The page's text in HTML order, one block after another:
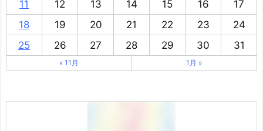
11
12 13 14 15 16
17
18
19 20 21 22 23
24
25
26 27 28 29 30 31
« 11月 1月 »